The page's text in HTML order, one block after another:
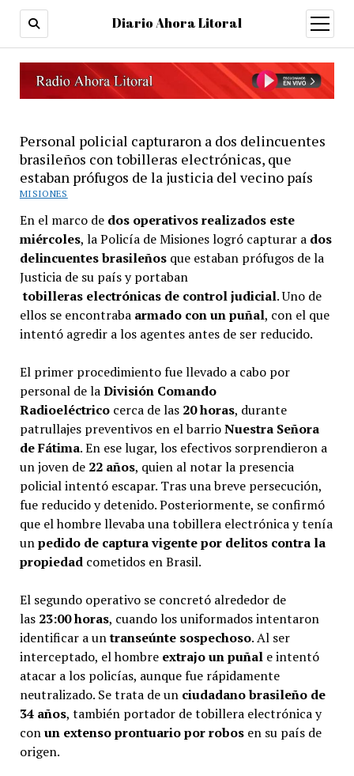
Diario Ahora Litoral
open
menu
Personal policial capturaron a dos delincuentes
brasileños con tobilleras electrónicas, que
estaban prófugos de la justicia del vecino país
MISIONES
En el marco de dos operativos realizados este
miércoles, la Policía de Misiones logró capturar a dos
delincuentes brasileñosque estaban prófugos de la
Justicia de su país y portaban
tobilleras electrónicas de control judicial. Uno de
ellos se encontraba armado con un puñal, con el que
intentó agredir a los agentes antes de ser reducido.
El primer procedimiento fue llevado a cabo por
personal de laDivisión Comando
Radioeléctricocerca de las 20 horas, durante
patrullajes preventivos en el barrioNuestra Señora
de Fátima. En ese lugar, los efectivos sorprendieron a
un joven de 22 años, quien al notar la presencia
policial intentó escapar. Tras una breve persecución,
fue reducido y detenido. Posteriormente, se confirmó
que el hombre llevaba una tobillera electrónica y tenía
unpedido de captura vigente por delitos contra la
propiedadcometidos en Brasil.
El segundo operativo se concretó alrededor de
las 23:00 horas, cuando los uniformados intentaron
identificar a untranseúnte sospechoso. Al ser
interceptado, el hombre extrajo un puñale intentó
atacar a los policías, aunque fue rápidamente
neutralizado. Se trata de un ciudadano brasileño de
34 años, también portador de tobillera electrónica y
conun extenso prontuario por robosen su país de
origen.